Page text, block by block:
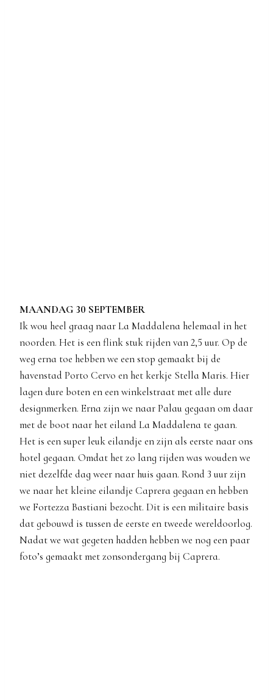
MAANDAG 30 SEPTEMBER
Ik wou heel graag naar La Maddalena helemaal in het
noorden. Het is een flink stuk rijden van 2,5 uur. Op de
weg erna toe hebben we een stop gemaakt bij de
havenstad Porto Cervo en het kerkje Stella Maris. Hier
lagen dure boten en een winkelstraat met alle dure
designmerken. Erna zijn we naar Palau gegaan om daar
met de boot naar het eiland La Maddalena te gaan.
Het is een super leuk eilandje en zijn als eerste naar ons
hotel gegaan. Omdat het zo lang rijden was wouden we
niet dezelfde dag weer naar huis gaan. Rond 3 uur zijn
we naar het kleine eilandje Caprera gegaan en hebben
we Fortezza Bastiani bezocht. Dit is een militaire basis
dat gebouwd is tussen de eerste en tweede wereldoorlog.
Nadat we wat gegeten hadden hebben we nog een paar
foto’s gemaakt met zonsondergang bij Caprera.